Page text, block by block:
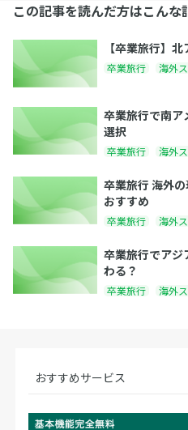
この記事を読んだ方はこんな
【卒業旅行】
卒業旅行 海外
卒業旅行で南ア
選択
卒業旅行 海外
卒業旅行 海外
おすすめ
卒業旅行 海外
卒業旅行でアジ
わる？
卒業旅行 海外
おすすめサービス